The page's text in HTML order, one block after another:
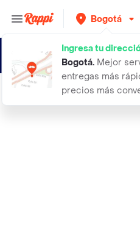
Bogotá
Ingresa tu
Bogotá. Mejor
entregas más
precios más
flores rosas multicolor